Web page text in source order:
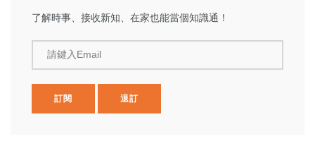
了解時事、接收新知、在家也能當個知識通！
請鍵入Email
訂閱 退訂